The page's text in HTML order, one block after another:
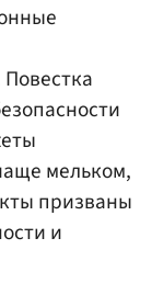
мельком,
призваны
и